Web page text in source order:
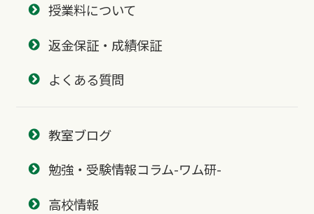
授業料について
返金保証・成績保証
よくある質問
教室ブログ
勉強・受験情報コラム-ワム研-
高校情報